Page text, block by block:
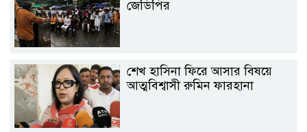
জেডিপির
শেখ হাসিনা ফিরে আসার বিষয়ে
আত্মবিশ্বাসী রুমিন ফারহানা